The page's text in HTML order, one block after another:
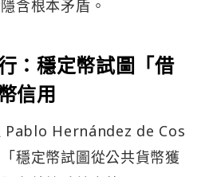
含根本矛盾。
：穩定幣試圖「借
信用
Pablo Hernández de Cos
穩定幣試圖從公共貨幣獲